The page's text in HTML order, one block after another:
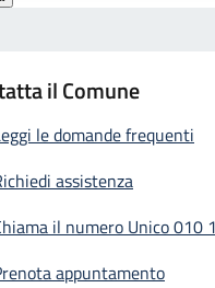
il Comune
le domande frequenti
assistenza
il numero Unico 010
appuntamento